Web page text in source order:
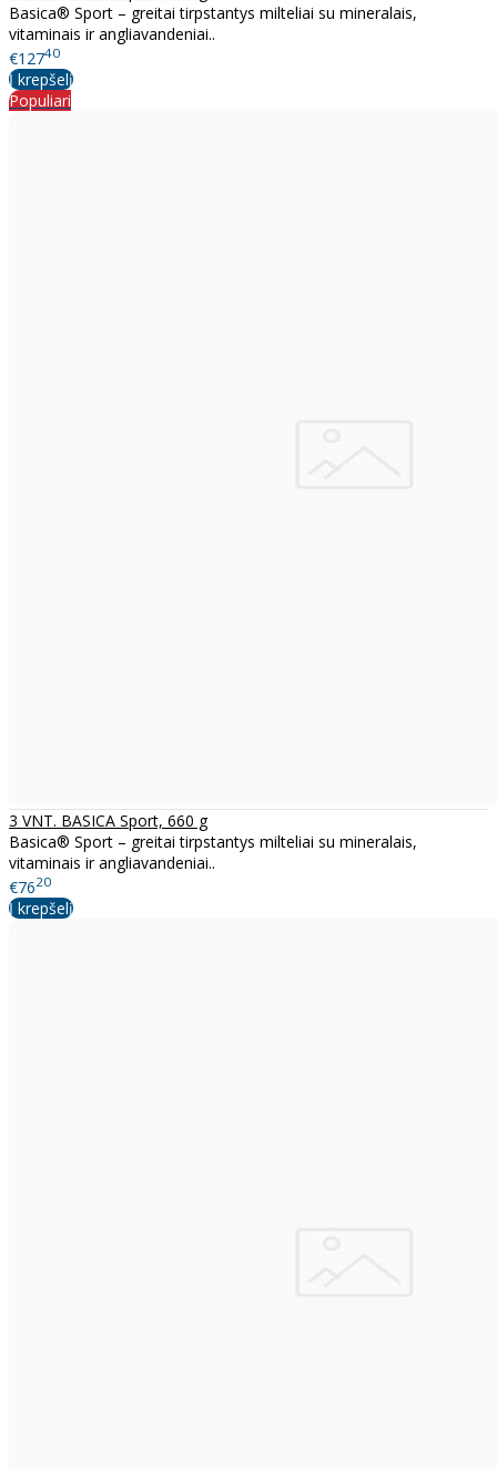
Basica® Sport – greitai tirpstantys milteliai su mineralais,
vitaminais ir angliavandeniai..
€12740
Į krepšelį
Populiari
3 VNT. BASICA Sport, 660 g
Basica® Sport – greitai tirpstantys milteliai su mineralais,
vitaminais ir angliavandeniai..
€7620
Į krepšelį